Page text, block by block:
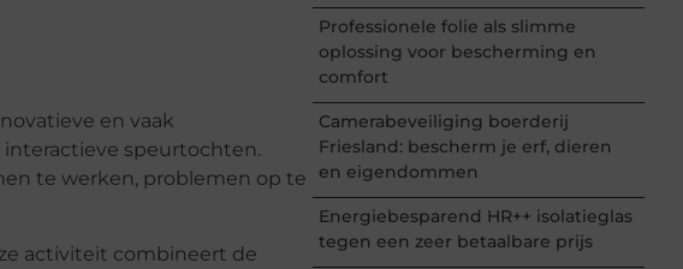
en vaak
interactieve speurtochten.
te werken, problemen op te
activiteit combineert de
Professionele folie als slimme
oplossing voor bescherming en
comfort
Camerabeveiliging boerderij
Friesland: bescherm je erf, dieren
en eigendommen
Energiebesparend HR++ isolatieglas
tegen een zeer betaalbare prijs